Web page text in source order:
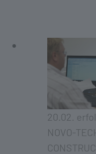
20.02.
NOVO-